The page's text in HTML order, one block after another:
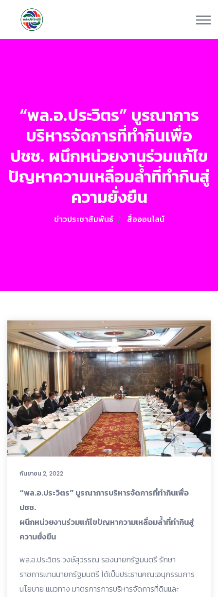
“พล.อ.ประวิตร” บูรณาการ
บริหารจัดการที่ทำกินเพื่อ
ปชช. ผนึกหน่วยงานร่วมแก้ไข
ปัญหาความเหลื่อมล้ำที่ทำกินสู่
ความยั่งยืน
ข่าวประชาสัมพันธ์ สื่อออนไลน์
กันยายน 2, 2022
“พล.อ.ประวิตร” บูรณาการบริหารจัดการที่ทำกินเพื่อ
ปชช.
ผนึกหน่วยงานร่วมแก้ไขปัญหาความเหลื่อมล้ำที่ทำกินสู่
ความยั่งยืน
พล.อ.ประวิตร วงษ์สุวรรณ รองนายกรัฐมนตรี รักษา
ราชการแทนนายกรัฐมนตรี ได้เป็นประธานคณะอนุกรรมการ
นโยบาย แนวทาง มาตรการการบริหารจัดการที่ดินและ